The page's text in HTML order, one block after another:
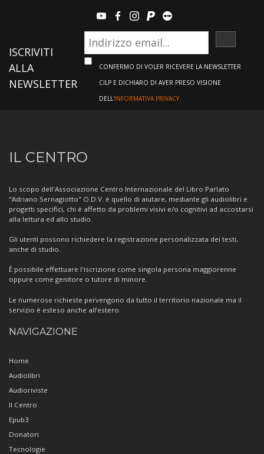
youtubefacebook
instagram
paypalteamviewer
ISCRIVITI
ALLA
NEWSLETTER
CONFERMO DI VOLER RICEVERE LA NEWSLETTER
CILP E DICHIARO DI AVER PRESO VISIONE
DELL'INFORMATIVA PRIVACY.
Informazioni
sul
Centro
IL CENTRO
Lo scopo dell'Associazione Centro Internazionale del Libro Parlato
"Adriano Sernagiotto" O.D.V. è quello di aiutare, mediante gli audiolibri e
progetti specifici, chi è affetto da problemi visivi e/o cognitivi ad accostarsi
alla lettura ed allo studio.
Gli utenti possono richiedere la registrazione personalizzata dei testi,
anche di studio.
È possibile effettuare l'iscrizione come singola persona maggiorenne
oppure come genitore o tutore di minore.
Le numerose richieste pervengono da tutto il territorio nazionale ma il
servizio è esteso anche all’estero.
NAVIGAZIONE
Home
Audiolibri
Audioriviste
Il Centro
Epub3
Donatori
Tecnologie